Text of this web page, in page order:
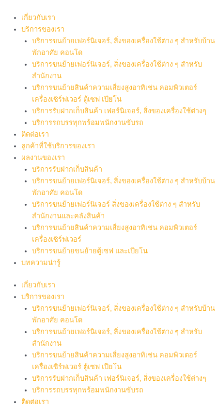
content
เกี่ยวกับเรา
บริการของเรา
บริการขนย้ายเฟอร์นิเจอร์, สิ่งของเครื่องใช้ต่าง ๆ สำหรับบ้าน
พักอาศัย คอนโด
บริการขนย้ายเฟอร์นิเจอร์, สิ่งของเครื่องใช้ต่าง ๆ สำหรับ
สำนักงาน
บริการขนย้ายสินค้าความเสี่ยงสูงอาทิเช่น คอมพิวเตอร์
เครื่องเซิร์ฟเวอร์ ตู้เซฟ เปียโน
บริการรับฝากเก็บสินค้า เฟอร์นิเจอร์, สิ่งของเครื่องใช้ต่างๆ
บริการรถบรรทุกพร้อมพนักงานขับรถ
ติดต่อเรา
ลูกค้าที่ใช้บริการของเรา
ผลงานของเรา
บริการรับฝากเก็บสินค้า
บริการขนย้ายเฟอร์นิเจอร์, สิ่งของเครื่องใช้ต่าง ๆ สำหรับบ้าน
พักอาศัย คอนโด
บริการขนย้ายเฟอร์นิเจอร์ สิ่งของเครื่องใช้ต่าง ๆ สำหรับ
สำนักงานและคลังสินค้า
บริการขนย้ายสินค้าความเสี่ยงสูงอาทิเช่น คอมพิวเตอร์
เครื่องเซิร์ฟเวอร์
บริการขนย้ายขนย้ายตู้เซฟ และเปียโน
บทความน่ารู้
เกี่ยวกับเรา
บริการของเรา
บริการขนย้ายเฟอร์นิเจอร์, สิ่งของเครื่องใช้ต่าง ๆ สำหรับบ้าน
พักอาศัย คอนโด
บริการขนย้ายเฟอร์นิเจอร์, สิ่งของเครื่องใช้ต่าง ๆ สำหรับ
สำนักงาน
บริการขนย้ายสินค้าความเสี่ยงสูงอาทิเช่น คอมพิวเตอร์
เครื่องเซิร์ฟเวอร์ ตู้เซฟ เปียโน
บริการรับฝากเก็บสินค้า เฟอร์นิเจอร์, สิ่งของเครื่องใช้ต่างๆ
บริการรถบรรทุกพร้อมพนักงานขับรถ
ติดต่อเรา